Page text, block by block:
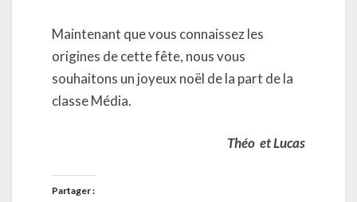
Maintenant que vous connaissez les
origines de cette fête, nous vous
souhaitons un joyeux noël de la part de la
classe Média.
Théo et Lucas
Partager :